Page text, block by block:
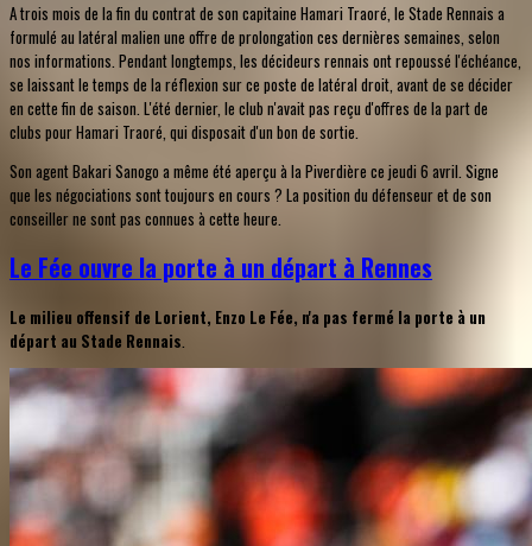
A trois mois de la fin du contrat de son capitaine Hamari Traoré, le Stade Rennais a
formulé au latéral malien une offre de prolongation ces dernières semaines, selon
nos informations. Pendant longtemps, les décideurs rennais ont repoussé l'échéance,
se laissant le temps de la réflexion sur ce poste de latéral droit, avant de se décider
en cette fin de saison. L'été dernier, le club n'avait pas reçu d'offres de la part de
clubs pour Hamari Traoré, qui disposait d'un bon de sortie.
Son agent Bakari Sanogo a même été aperçu à la Piverdière ce jeudi 6 avril. Signe
que les négociations sont toujours en cours ? La position du défenseur et de son
conseiller ne sont pas connues à cette heure.
Le Fée ouvre la porte à un départ à Rennes
Le milieu offensif de Lorient, Enzo Le Fée, n'a pas fermé la porte à un
départ au Stade Rennais